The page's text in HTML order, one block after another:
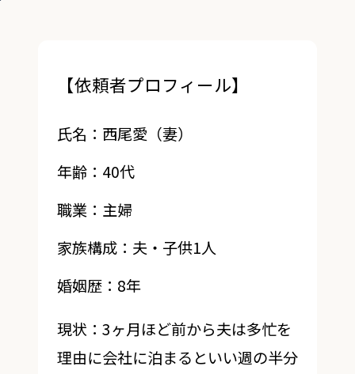
【依頼者プロフィール】
氏名：西尾愛（妻）
年齢：40代
職業：主婦
家族構成：夫・子供1人
婚姻歴：8年
現状：3ヶ月ほど前から夫は多忙を
理由に会社に泊まるといい週の半分